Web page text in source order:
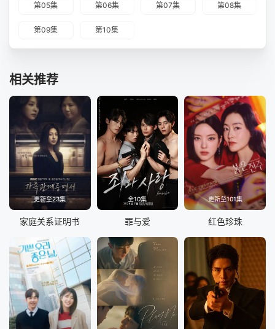
第05集 第06集 第07集 第08集
第09集 第10集
相关推荐
更新至23集
家庭关系证明书
全10集
罪与爱
更新至101集
红色珍珠